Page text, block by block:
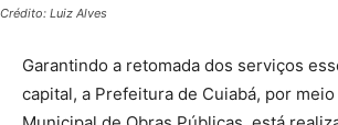
Crédito: Luiz Alves
Garantindo a retomada dos serviços
capital, a Prefeitura de Cuiabá, por